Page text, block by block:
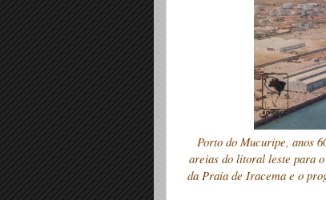
Porto do Mucuripe, anos
areias do litoral leste para
da Praia de Iracema e o